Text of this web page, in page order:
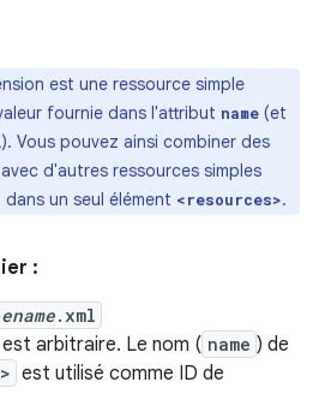
est une ressource simple
fournie dans l'attribut name (et
Vous pouvez ainsi combiner des
d'autres ressources simples
dans un seul élément <resources>.
:
.xml
arbitraire. Le nom ( name ) de
est utilisé comme ID de